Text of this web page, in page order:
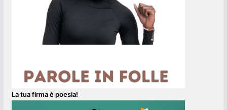
La tua firma è poesia!